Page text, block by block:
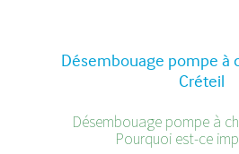
Désembouage pompe à
Créteil
Désembouage pompe à
Pourquoi est-ce